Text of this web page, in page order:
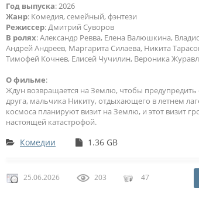
Год выпуска: 2026
Жанр: Комедия, семейный, фэнтези
Режиссер: Дмитрий Суворов
В ролях: Александр Ревва, Елена Валюшкина,
Андрей Андреев, Маргарита Силаева, Никита
Тимофей Кочнев, Елисей Чучилин, Вероника
О фильме:
Ждун возвращается на Землю, чтобы предупредить
друга, мальчика Никиту, отдыхающего в летнем
космоса планируют визит на Землю, и этот визит
настоящей катастрофой.
Комедии 1.36 GB
25.06.2026 203 47